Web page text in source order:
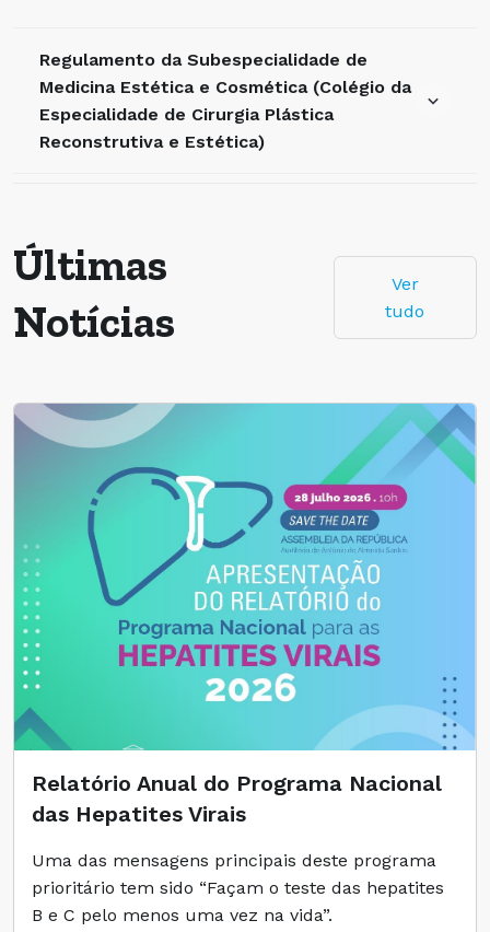
Regulamento da Subespecialidade de
Medicina Estética e Cosmética (Colégio da
Especialidade de Cirurgia Plástica
Reconstrutiva e Estética)
Últimas
Notícias
Ver
tudo
Relatório Anual do Programa Nacional
das Hepatites Virais
Uma das mensagens principais deste programa
prioritário tem sido “Façam o teste das hepatites
B e C pelo menos uma vez na vida”.